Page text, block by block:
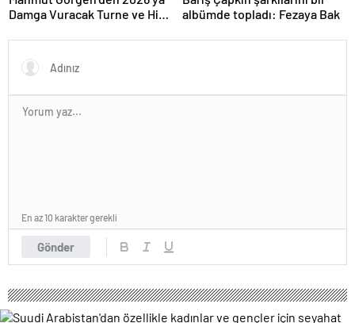
Buluşuyor
Damga Vuracak Turne ve Hit
albümde topladı: Fezaya Bak
Gönder
En az 10 karakter gerekli